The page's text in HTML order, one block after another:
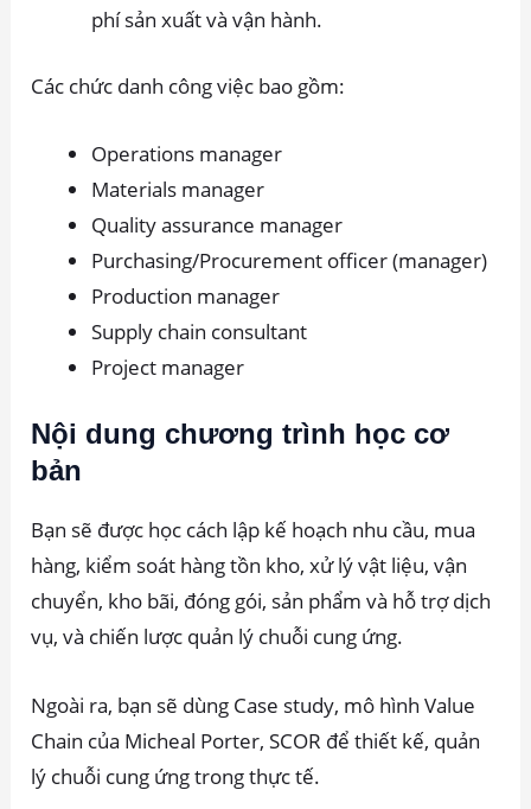
phí sản xuất và vận hành.
Các chức danh công việc bao gồm:
Operations manager
Materials manager
Quality assurance manager
Purchasing/Procurement officer (manager)
Production manager
Supply chain consultant
Project manager
Nội dung chương trình học cơ
bản
Bạn sẽ được học cách lập kế hoạch nhu cầu, mua
hàng, kiểm soát hàng tồn kho, xử lý vật liệu, vận
chuyển, kho bãi, đóng gói, sản phẩm và hỗ trợ dịch
vụ, và chiến lược quản lý chuỗi cung ứng.
Ngoài ra, bạn sẽ dùng Case study, mô hình Value
Chain của Micheal Porter, SCOR để thiết kế, quản
lý chuỗi cung ứng trong thực tế.